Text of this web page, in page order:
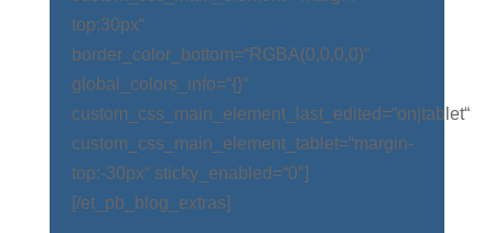
top:30px“
border_color_bottom=“RGBA(0,0,0,0)“
global_colors_info=“{}“
custom_css_main_element_last_edited=“on|tablet“
custom_css_main_element_tablet=“margin-
top:-30px“ sticky_enabled=“0″]
[/et_pb_blog_extras]